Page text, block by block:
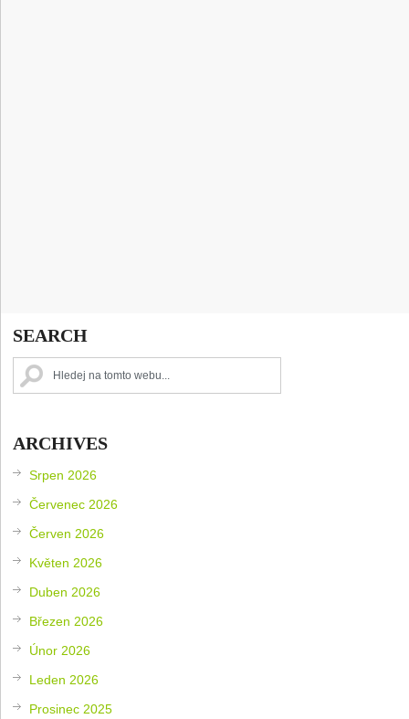
SEARCH
ARCHIVES
Srpen 2026
Červenec 2026
Červen 2026
Květen 2026
Duben 2026
Březen 2026
Únor 2026
Leden 2026
Prosinec 2025